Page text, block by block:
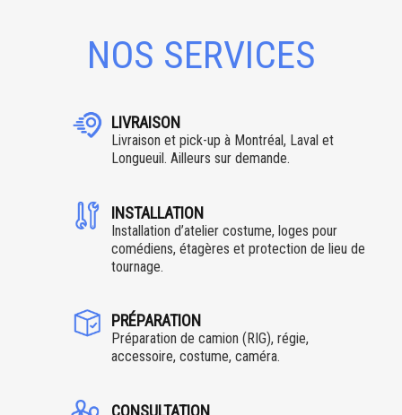
NOS SERVICES
LIVRAISON
Livraison et pick-up à Montréal, Laval et
Longueuil. Ailleurs sur demande.
INSTALLATION
Installation d’atelier costume, loges pour
comédiens, étagères et protection de lieu de
tournage.
PRÉPARATION
Préparation de camion (RIG), régie,
accessoire, costume, caméra.
CONSULTATION